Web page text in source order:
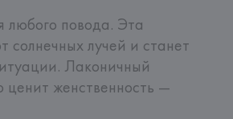
любого повода. Эта
солнечных лучей и станет
Лаконичный
ценит женственность —